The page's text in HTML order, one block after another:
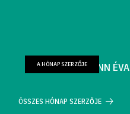
FARKAS WELLMANN ÉVA
A HÓNAP SZERZŐJE
ÖSSZES HÓNAP SZERZŐJE